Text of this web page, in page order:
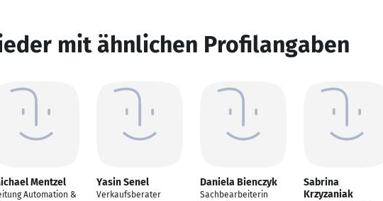
mit ähnlichen Profilangaben
Mentzel
Automation &
Yasin Senel
Verkaufsberater
Daniela Bienczyk
Sachbearbeiterin
Sabrina
Krzyzaniak